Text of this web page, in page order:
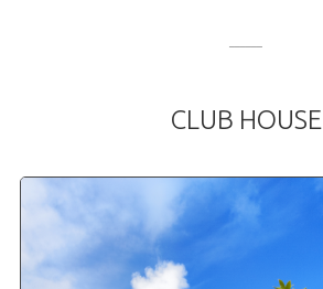
CLUB HOUSE